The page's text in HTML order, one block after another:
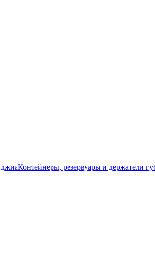
Контейнеры, резервуары и держатели